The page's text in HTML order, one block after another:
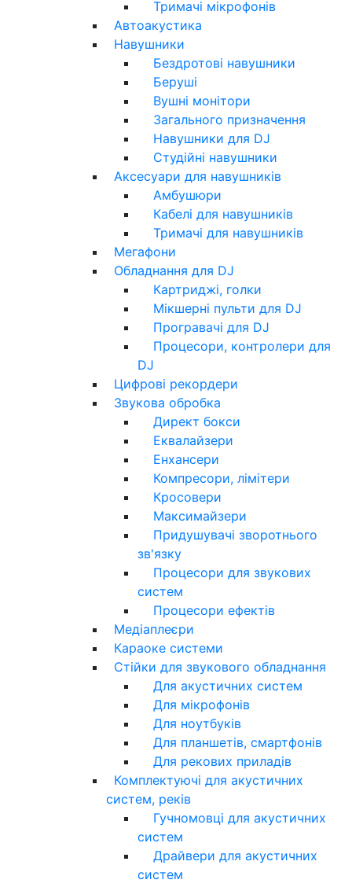
Тримачі мікрофонів
Автоакустика
Навушники
Бездротові навушники
Беруші
Вушні монітори
Загального призначення
Навушники для DJ
Студійні навушники
Аксесуари для навушників
Амбушюри
Кабелі для навушників
Тримачі для навушників
Мегафони
Обладнання для DJ
Картриджі, голки
Мікшерні пульти для DJ
Програвачі для DJ
Процесори, контролери для
DJ
Цифрові рекордери
Звукова обробка
Директ бокси
Еквалайзери
Енхансери
Компресори, лімітери
Кросовери
Максимайзери
Придушувачі зворотнього
зв'язку
Процесори для звукових
систем
Процесори ефектів
Медіаплеєри
Караоке системи
Стійки для звукового обладнання
Для акустичних систем
Для мікрофонів
Для ноутбуків
Для планшетів, смартфонів
Для рекових приладів
Комплектуючі для акустичних
систем, реків
Гучномовці для акустичних
систем
Драйвери для акустичних
систем